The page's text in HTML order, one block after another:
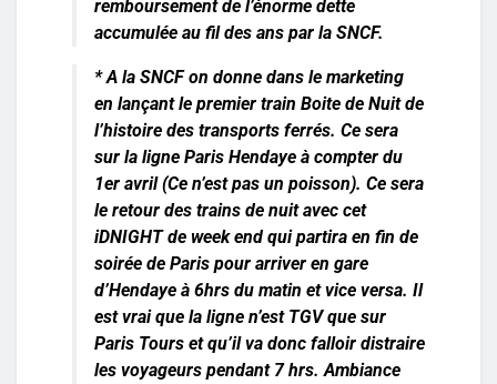
remboursement de l’énorme dette
accumulée au fil des ans par la SNCF.
*A la SNCFon donne dans le marketing
en lançant le premier train Boite de Nuit de
l’histoire des transports ferrés. Ce sera
sur la ligne Paris Hendaye à compter du
1er avril (Ce n’est pas un poisson). Ce sera
le retour des trains de nuit avec cet
iDNIGHT de week end qui partira en fin de
soirée de Paris pour arriver en gare
d’Hendaye à 6hrs du matin et vice versa. Il
est vrai que la ligne n’est TGV que sur
Paris Tours et qu’il va donc falloir distraire
les voyageurs pendant 7 hrs. Ambiance